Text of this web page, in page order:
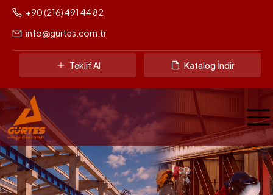
+90 (216) 491 44 82
info@gurtes.com.tr
Teklif Al Katalog İndir